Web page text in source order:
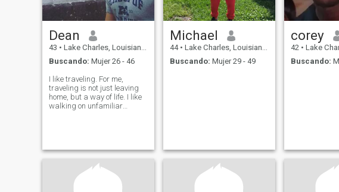
Dean
43 • Lake Charles, Louisiana, Estados Unidos
Buscando: Mujer 26 - 46
I like traveling. For me,
traveling is not just leaving
home, but a way of life. I like
walking on unfamiliar
Michael
44 • Lake Charles, Louisiana, Estados Unidos
Buscando: Mujer 29 - 49
corey
42 • Lake Charles,
Buscando: